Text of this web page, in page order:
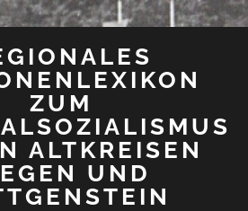
ZUM
ALTKREISEN
UND